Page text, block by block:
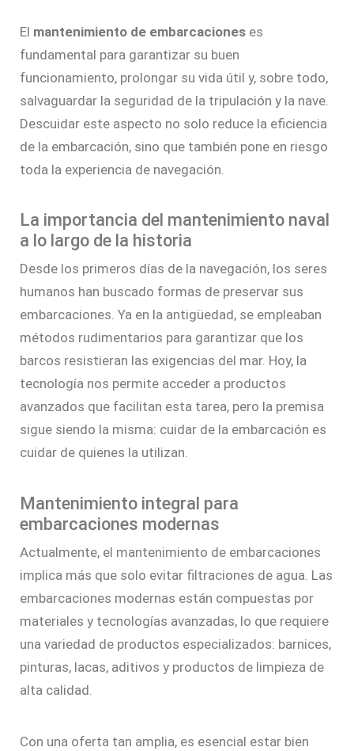
El mantenimiento de embarcaciones es
fundamental para garantizar su buen
funcionamiento, prolongar su vida útil y, sobre todo,
salvaguardar la seguridad de la tripulación y la nave.
Descuidar este aspecto no solo reduce la eficiencia
de la embarcación, sino que también pone en riesgo
toda la experiencia de navegación.
La importancia del mantenimiento naval
a lo largo de la historia
Desde los primeros días de la navegación, los seres
humanos han buscado formas de preservar sus
embarcaciones. Ya en la antigüedad, se empleaban
métodos rudimentarios para garantizar que los
barcos resistieran las exigencias del mar. Hoy, la
tecnología nos permite acceder a productos
avanzados que facilitan esta tarea, pero la premisa
sigue siendo la misma: cuidar de la embarcación es
cuidar de quienes la utilizan.
Mantenimiento integral para
embarcaciones modernas
Actualmente, el mantenimiento de embarcaciones
implica más que solo evitar filtraciones de agua. Las
embarcaciones modernas están compuestas por
materiales y tecnologías avanzadas, lo que requiere
una variedad de productos especializados: barnices,
pinturas, lacas, aditivos y productos de limpieza de
alta calidad.
Con una oferta tan amplia, es esencial estar bien